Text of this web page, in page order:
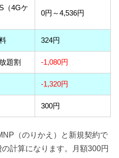
（4Gケ
0円～4,536円
324円
題割 -1,080円
-1,320円
300円
（のりかえ）と新規契約で
計算になります。月額300円